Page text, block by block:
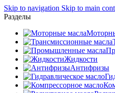
Skip to navigation Skip to main
Разделы
Жидкости
Антифризы